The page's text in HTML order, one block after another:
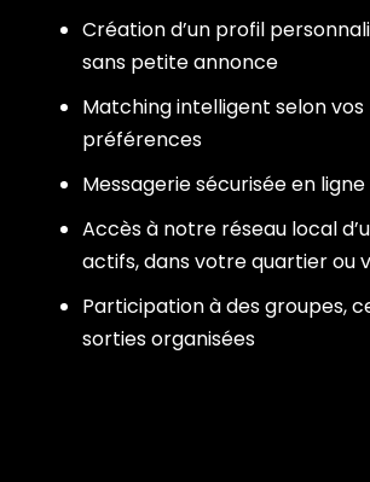
Création d’un profil
sans petite annonce
Matching intelligent selon vos
préférences
Messagerie sécurisée en ligne
Accès à notre réseau local
actifs, dans votre quartier ou
Participation à des groupes,
sorties organisées